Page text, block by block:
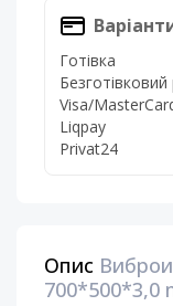
Готівка
Visa/
Liqpay
Privat24
Опис
700*500*3,0